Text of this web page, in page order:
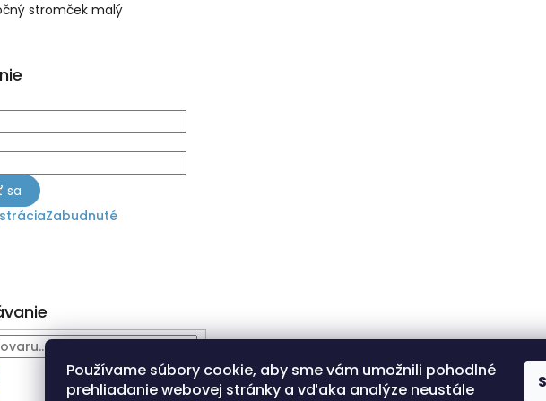
Používame súbory cookie, aby sme vám umožnili pohodlné
prehliadanie webovej stránky a vďaka analýze neustále
stromček malý
sa
Zabudnuté